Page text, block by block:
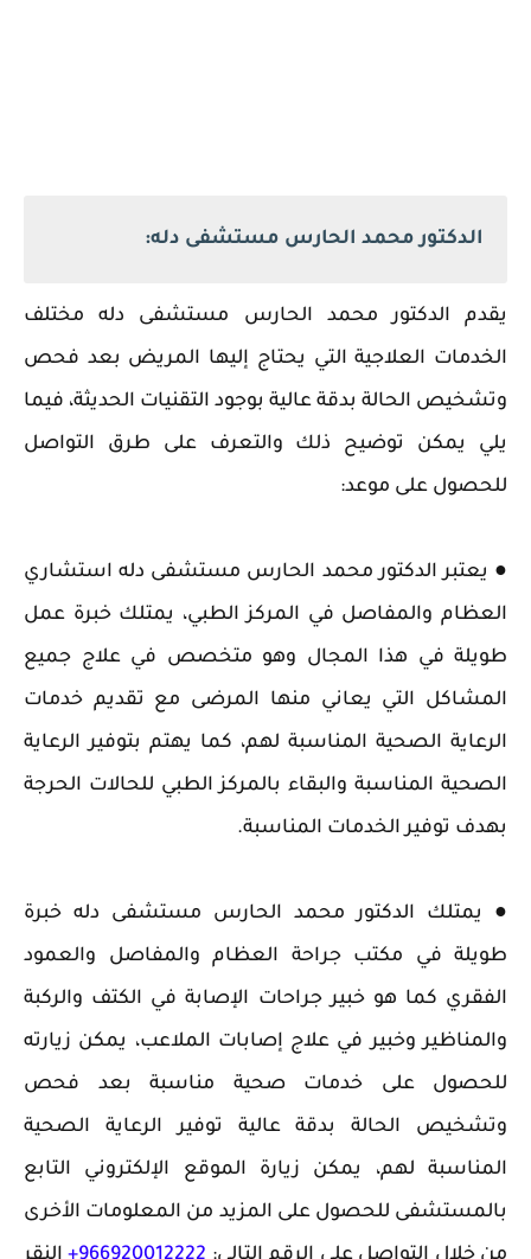
الدكتور محمد الحارس مستشفى دله:
يقدم الدكتور محمد الحارس مستشفى دله مختلف
الخدمات العلاجية التي يحتاج إليها المريض بعد فحص
وتشخيص الحالة بدقة عالية بوجود التقنيات الحديثة، فيما
يلي يمكن توضيح ذلك والتعرف على طرق التواصل
للحصول على موعد:
● يعتبر الدكتور محمد الحارس مستشفى دله استشاري
العظام والمفاصل في المركز الطبي، يمتلك خبرة عمل
طويلة في هذا المجال وهو متخصص في علاج جميع
المشاكل التي يعاني منها المرضى مع تقديم خدمات
الرعاية الصحية المناسبة لهم، كما يهتم بتوفير الرعاية
الصحية المناسبة والبقاء بالمركز الطبي للحالات الحرجة
بهدف توفير الخدمات المناسبة.
● يمتلك الدكتور محمد الحارس مستشفى دله خبرة
طويلة في مكتب جراحة العظام والمفاصل والعمود
الفقري كما هو خبير جراحات الإصابة في الكتف والركبة
والمناظير وخبير في علاج إصابات الملاعب، يمكن زيارته
للحصول على خدمات صحية مناسبة بعد فحص
وتشخيص الحالة بدقة عالية توفير الرعاية الصحية
المناسبة لهم، يمكن زيارة الموقع الإلكتروني التابع
بالمستشفى للحصول على المزيد من المعلومات الأخرى